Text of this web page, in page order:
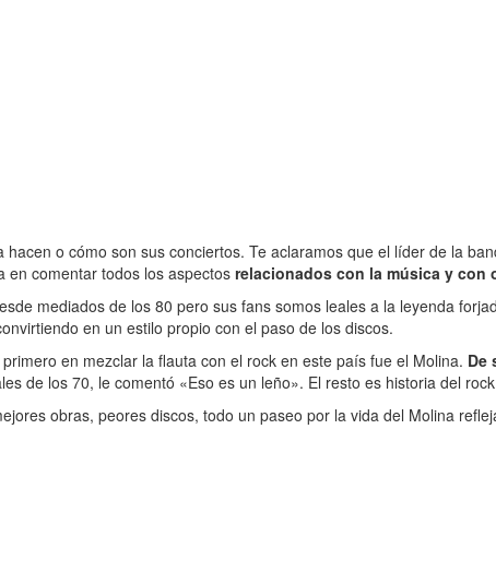
o cómo son sus conciertos. Te aclaramos que el líder de la
en comentar todos los aspectos relacionados con la música y con
mediados de los 80 pero sus fans somos leales a la leyenda
en un estilo propio con el paso de los discos.
en mezclar la flauta con el rock en este país fue el Molina. De
de los 70, le comentó «Eso es un leño». El resto es historia del
obras, peores discos, todo un paseo por la vida del Molina